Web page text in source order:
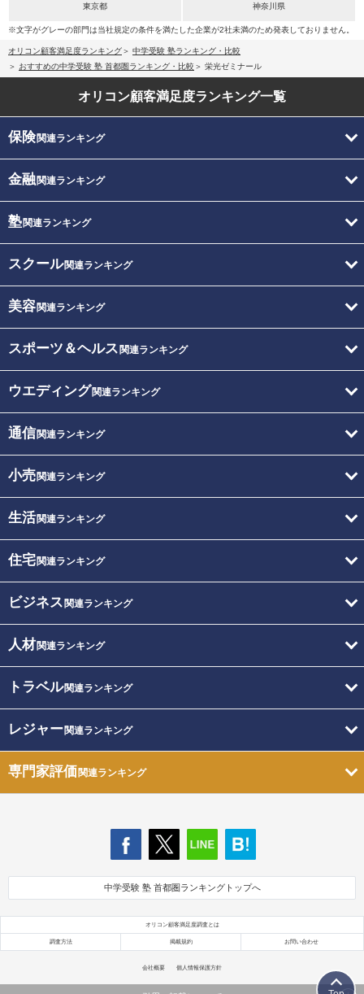
東京都 神奈川県
※文字がグレーの部門は当社規定の条件を満たした企業が2社未満のため発表しておりません。
オリコン顧客満足度ランキング
中学受験 塾ランキング・比較
おすすめの中学受験 塾 首都圏ランキング・比較
栄光ゼミナール
オリコン顧客満足度ランキング一覧
保険関連ランキング
金融関連ランキング
塾関連ランキング
スクール関連ランキング
美容関連ランキング
スポーツ＆ヘルス 関連ランキング
ウエディング関連ランキング
通信関連ランキング
小売関連ランキング
生活関連ランキング
住宅関連ランキング
ビジネス 関連ランキング
人材関連ランキング
トラベル関連ランキング
レジャー関連ランキング
専門家評価関連ランキング
中学受験 塾 首都圏ランキングトップへ
オリコン顧客満足度調査とは
調査方法 掲載規約 お問い合わせ
会社概要 個人情報保護方針